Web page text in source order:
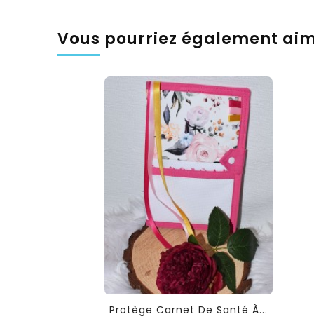
Vous pourriez également
Protège Carnet De Santé À...